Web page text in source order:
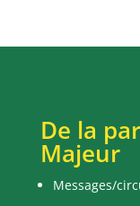
De la
Majeur
Messages/